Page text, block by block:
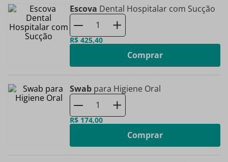
Escova Dental Hospitalar com Sucção
R$ 425,40
Comprar
Swab para Higiene Oral
R$ 174,00
Comprar